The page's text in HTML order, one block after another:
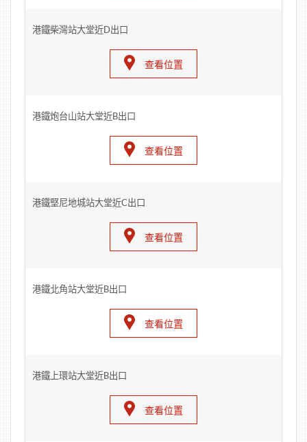
港鐵柴灣站大堂近D出口
查看位置
港鐵炮台山站大堂近B出口
查看位置
港鐵堅尼地城站大堂近C出口
查看位置
港鐵北角站大堂近B出口
查看位置
港鐵上環站大堂近B出口
查看位置